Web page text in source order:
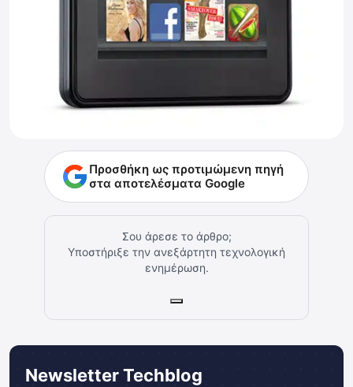
Προσθήκη ως προτιμώμενη πηγή
στα αποτελέσματα Google
Σου άρεσε το άρθρο;
Υποστήριξε την ανεξάρτητη τεχνολογική
ενημέρωση.
Newsletter Techblog